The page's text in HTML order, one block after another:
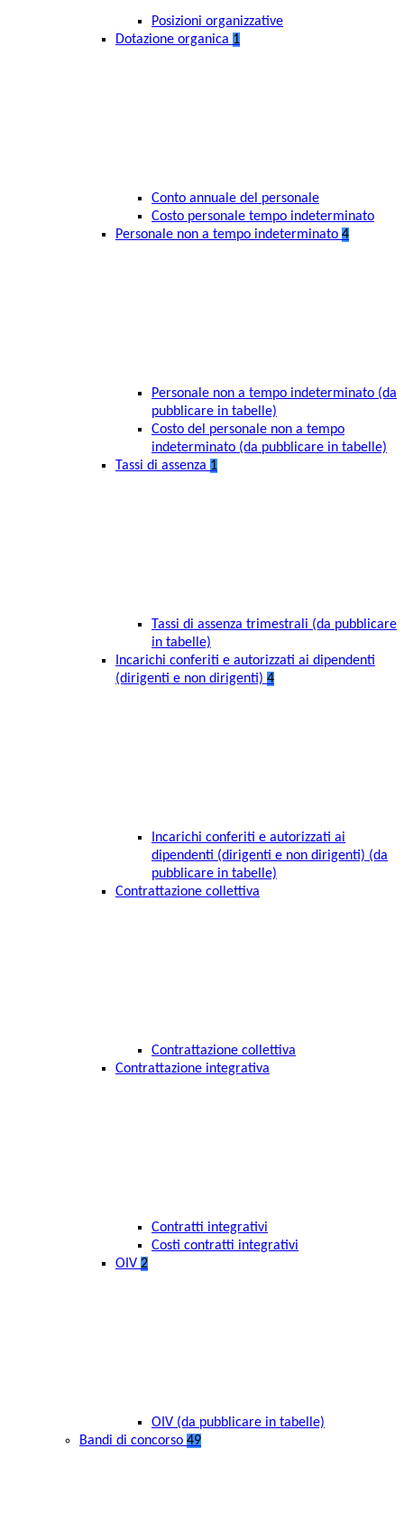
Posizioni organizzative
Dotazione organica 1
Conto annuale del personale
Costo personale tempo indeterminato
Personale non a tempo indeterminato 4
Personale non a tempo indeterminato (da
pubblicare in tabelle)
Costo del personale non a tempo
indeterminato (da pubblicare in tabelle)
Tassi di assenza 1
Tassi di assenza trimestrali (da pubblicare
in tabelle)
Incarichi conferiti e autorizzati ai dipendenti
(dirigenti e non dirigenti) 4
Incarichi conferiti e autorizzati ai
dipendenti (dirigenti e non dirigenti) (da
pubblicare in tabelle)
Contrattazione collettiva
Contrattazione collettiva
Contrattazione integrativa
Contratti integrativi
Costi contratti integrativi
OIV 2
OIV (da pubblicare in tabelle)
Bandi di concorso 49